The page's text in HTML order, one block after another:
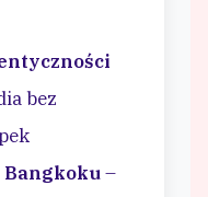
bez
Bangkoku–